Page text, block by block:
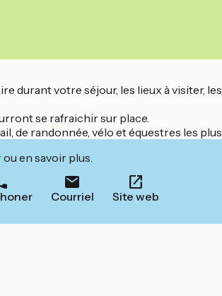
durant votre séjour, les lieux à
se rafraichir sur place.
de randonnée, vélo et équestres les
en savoir plus.
Courriel Site web